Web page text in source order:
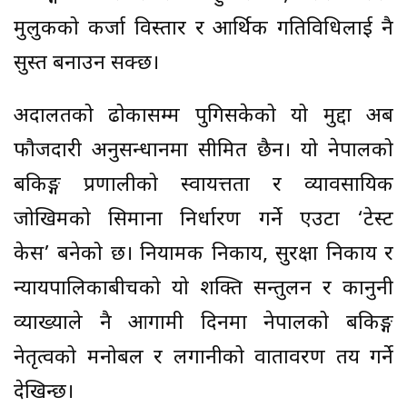
मुलुकको कर्जा विस्तार र आर्थिक गतिविधिलाई नै
सुस्त बनाउन सक्छ।
अदालतको ढोकासम्म पुगिसकेको यो मुद्दा अब
फौजदारी अनुसन्धानमा सीमित छैन। यो नेपालको
बैंकिङ्ग प्रणालीको स्वायत्तता र व्यावसायिक
जोखिमको सिमाना निर्धारण गर्ने एउटा ‘टेस्ट
केस’ बनेको छ। नियामक निकाय, सुरक्षा निकाय र
न्यायपालिकाबीचको यो शक्ति सन्तुलन र कानुनी
व्याख्याले नै आगामी दिनमा नेपालको बैंकिङ्ग
नेतृत्वको मनोबल र लगानीको वातावरण तय गर्ने
देखिन्छ।